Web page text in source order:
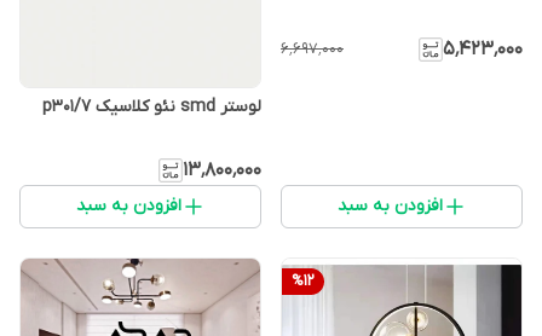
۵٬۴۲۳٬۰۰۰ ۶٬۶۹۷٬۰۰۰
افزودن به سبد
لوستر smd نئو کلاسیک p301/7
۱۳٬۸۰۰٬۰۰۰
افزودن به سبد
%12